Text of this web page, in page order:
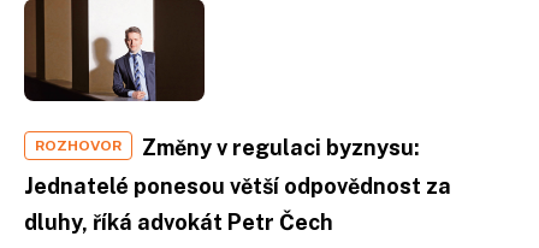
ROZHOVOR
Změny v regulaci byznysu:
Jednatelé ponesou větší odpovědnost za
dluhy, říká advokát Petr Čech